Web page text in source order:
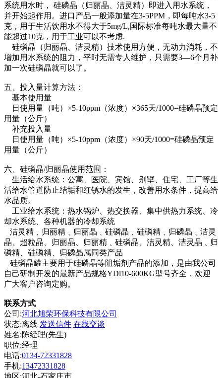
系统用水时， 硅磷晶（归丽晶、洁灵精）即进入用水系统，
并开始起作用。进口产品一般添加量在3-5PPM，即每吨水3-5
克，用于生活饮用水不得大于5mg/L,国际标准每吨水最大量不
能超过10克，用于工业可以不考虑.
硅磷晶（归丽晶、洁灵精）技术使用方便，无动力消耗，不
增加用水系统的阻力，平时无需专人维护，只需要3—6个月补
加一次硅磷晶就可以了。
五、投入量计算方法：
基本使用量
日使用量（吨）×5-10ppm（浓度）×365天/1000=硅磷晶预定
用量（公斤）
补充投入量
日使用量（吨）×5-10ppm（浓度）×90天/1000=硅磷晶预定
用量（公斤）
六、硅磷晶/归丽晶使用范围：
生活给水系统：公寓、医院、宾馆、别墅、住宅、工厂等生
活给水管道防止结垢和红锈水的发生，改善用水条件，提高给
水品质。
工业给水系统：热水锅炉、热交换器、集中供热力系统、冷
却水系统、各种机器的冷却系统
洁灵精﹑归丽精﹑归丽晶﹑硅磷晶﹑硅磷精﹑归磷晶﹑洁灵
晶、超粒晶、归丽晶、归丽精﹑硅磷晶、洁灵精、洁灵晶﹑归
磷精、硅磷精、归磷晶属同类产品
硅磷晶罐主要用于硅磷晶等阻垢剂产品的添加，是由我公司
自己研制开发的最新产品规格YDl10-600KG型号齐全，欢迎
广大客户咨询定购。
联系方式
公司:河北旭荣环保科技有限公司
状态:离线 发送信件 在线交谈
姓名:陈经理(先生)
职位:经理
电话:0134-72331828
手机:13472331828
地区:河北-石家庄市